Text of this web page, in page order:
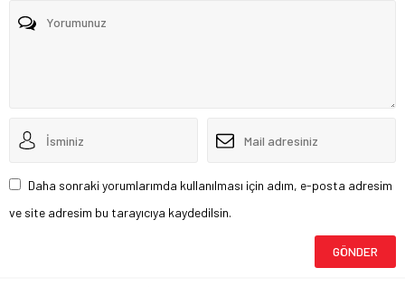
Daha sonraki yorumlarımda kullanılması için adım, e-posta adresim
ve site adresim bu tarayıcıya kaydedilsin.